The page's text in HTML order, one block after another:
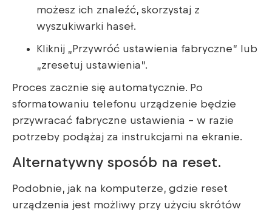
możesz ich znaleźć, skorzystaj z
wyszukiwarki haseł.
Kliknij „Przywróć ustawienia fabryczne” lub
„zresetuj ustawienia”.
Proces zacznie się automatycznie. Po
sformatowaniu telefonu urządzenie będzie
przywracać fabryczne ustawienia – w razie
potrzeby podążaj za instrukcjami na ekranie.
Alternatywny sposób na reset.
Podobnie, jak na komputerze, gdzie reset
urządzenia jest możliwy przy użyciu skrótów